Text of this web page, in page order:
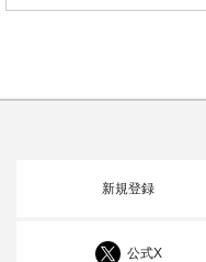
新規登録
公式X